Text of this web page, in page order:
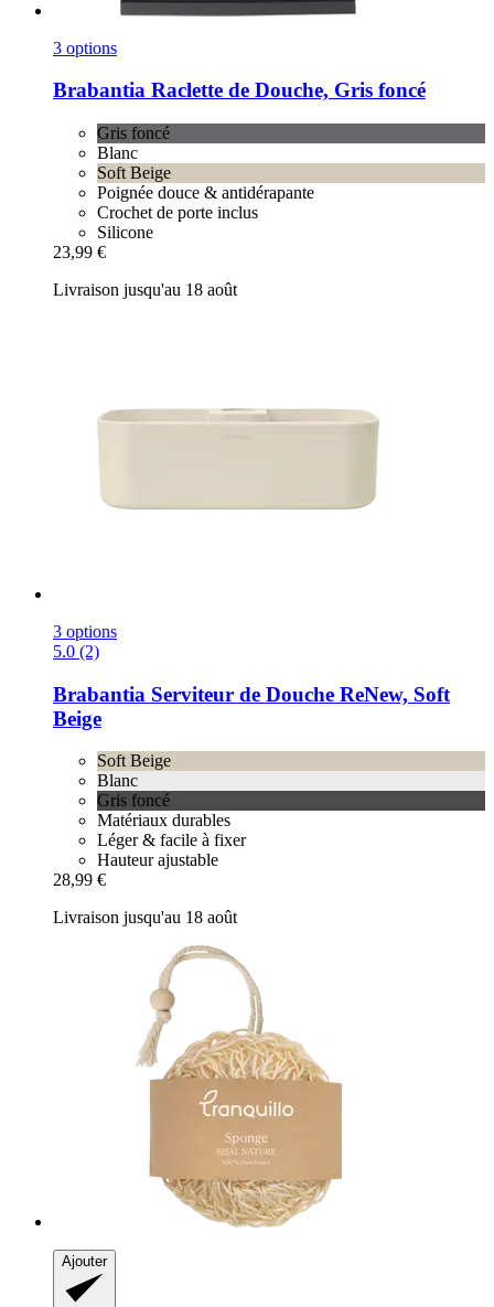
3 options
Brabantia Raclette de Douche, Gris foncé
Gris foncé
Blanc
Soft Beige
Poignée douce & antidérapante
Crochet de porte inclus
Silicone
23,99 €
Livraison jusqu'au 18 août
3 options
5.0 (2)
Brabantia Serviteur de Douche ReNew, Soft
Beige
Soft Beige
Blanc
Gris foncé
Matériaux durables
Léger & facile à fixer
Hauteur ajustable
28,99 €
Livraison jusqu'au 18 août
Ajouter